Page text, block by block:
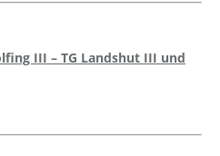
III – TG Landshut III und